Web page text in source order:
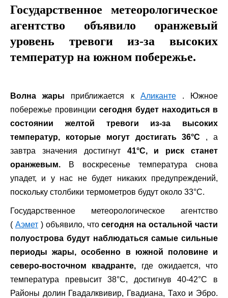
Государственное метеорологическое
агентство объявило оранжевый
уровень тревоги из-за высоких
температур на южном побережье.
Волна жары приближается к Аликанте. Южное
побережье провинциисегодня будет находиться в
состоянии желтой тревоги из-за высоких
температур, которые могут достигать 36°C , а
завтра значения достигнут 41°C, и риск станет
оранжевым. В воскресенье температура снова
упадет, и у нас не будет никаких предупреждений,
поскольку столбики термометров будут около 33°C.
Государственное метеорологическое агентство
( Аэмет) объявило, чтосегодня на остальной части
полуострова будут наблюдаться самые сильные
периоды жары, особенно в южной половине и
северо-восточном квадранте, где ожидается, что
температура превысит 38°C, достигнув 40-42°C в
Районы долин Гвадалквивир, Гвадиана, Тахо и Эбро.